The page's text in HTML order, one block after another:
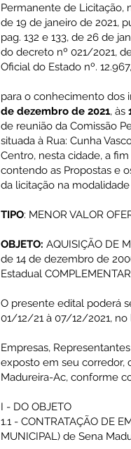
Permanente de Licitação,
de 19 de janeiro de 2021,
pag. 132 e 133, de 26 de
do decreto nº 021/2021,
Oficial do Estado nº.
para o conhecimento dos
de dezembro de 2021, às
de reunião da Comissão
situada à Rua: Cunha
Centro, nesta cidade, a
contendo as Propostas e
da licitação na modalidade
TIPO: MENOR VALOR
OBJETO: AQUISIÇÃO DE
de 14 de dezembro de
Estadual
O presente edital poderá
01/12/21 à 07/12/2021,
Empresas,
exposto em seu corredor,
Madureira-Ac, conforme
I - DO OBJETO
1.1 - CONTRATAÇÃO DE
MUNICIPAL) de Sena